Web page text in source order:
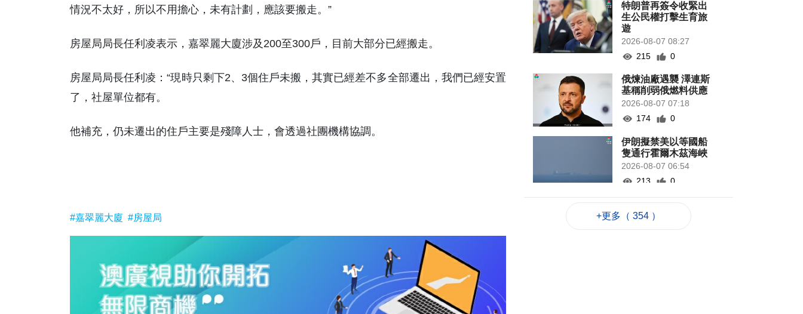
情況不太好，所以不用擔心，未有計劃，應該要搬走。”
房屋局局長任利凌表示，嘉翠麗大廈涉及200至300戶，目前大部分已經搬走。
房屋局局長任利凌：“現時只剩下2、3個住戶未搬，其實已經差不多全部遷出，我們已經安置
了，社屋單位都有。
他補充，仍未遷出的住戶主要是殘障人士，會透過社團機構協調。
#嘉翠麗大廈 #房屋局
特朗普再簽令收緊出
生公民權打擊生育旅
遊
2026-08-07 08:27
215
0
俄煉油廠遇襲 澤連斯
基稱削弱俄燃料供應
2026-08-07 07:18
174
0
伊朗擬禁美以等國船
隻通行霍爾木茲海峽
2026-08-07 06:54
213
0
潮增至約百人死亡
+更多（ 354 ）